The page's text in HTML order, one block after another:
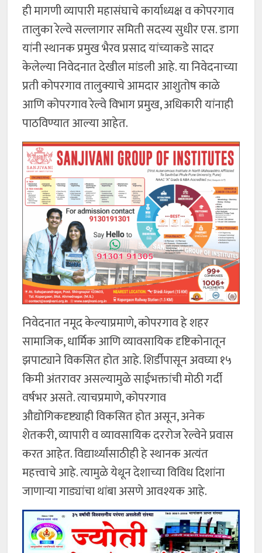
ही मागणी व्यापारी महासंघाचे कार्याध्यक्ष व कोपरगाव
तालुका रेल्वे सल्लागार समिती सदस्य सुधीर एस. डागा
यांनी स्थानक प्रमुख भैरव प्रसाद यांच्याकडे सादर
केलेल्या निवेदनात देखील मांडली आहे. या निवेदनाच्या
प्रती कोपरगाव तालुक्याचे आमदार आशुतोष काळे
आणि कोपरगाव रेल्वे विभाग प्रमुख, अधिकारी यांनाही
पाठविण्यात आल्या आहेत.
निवेदनात नमूद केल्याप्रमाणे, कोपरगाव हे शहर
सामाजिक, धार्मिक आणि व्यावसायिक दृष्टिकोनातून
झपाट्याने विकसित होत आहे. शिर्डीपासून अवघ्या १५
किमी अंतरावर असल्यामुळे साईभक्तांची मोठी गर्दी
वर्षभर असते. त्याचप्रमाणे, कोपरगाव
औद्योगिकदृष्ट्याही विकसित होत असून, अनेक
शेतकरी, व्यापारी व व्यावसायिक दररोज रेल्वेने प्रवास
करत आहेत. विद्यार्थ्यांसाठीही हे स्थानक अत्यंत
महत्त्वाचे आहे. त्यामुळे येथून देशाच्या विविध दिशांना
जाणाऱ्या गाड्यांचा थांबा असणे आवश्यक आहे.